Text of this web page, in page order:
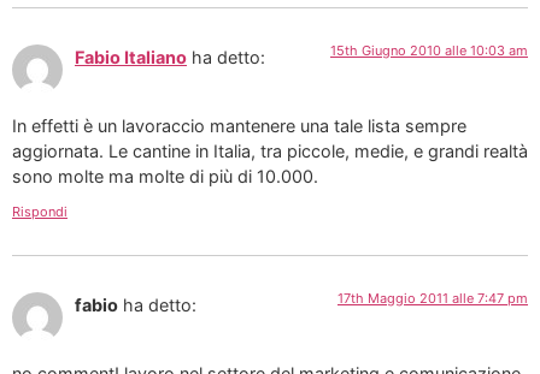
Fabio Italiano ha detto: 15th Giugno 2010 alle 10:03 am
In effetti è un lavoraccio mantenere una tale lista sempre
aggiornata. Le cantine in Italia, tra piccole, medie, e grandi realtà
sono molte ma molte di più di 10.000.
Rispondi
fabio ha detto: 17th Maggio 2011 alle 7:47 pm